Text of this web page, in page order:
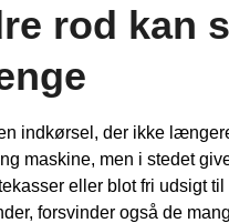
rod kan
indkørsel, der ikke
maskine, men i stedet
eller blot fri udsigt
forsvinder også de